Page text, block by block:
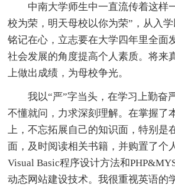
中南大学师生中一直流传着这样
校为荣，明天母校以你为荣”，从入
铭记在心，立志要在大学四年里全面
社会发展的角度提高个人素质。将来
上做出成绩，为母校争光。
我以“严”字当头，在学习上勤奋
不懂就问，力求深刻理解。在掌握了
上，不忘拓展自己的知识面，特别是
面，及时阅读相关书籍，并购置了个
Visual Basic程序设计方法和
动态网站建设技术。我很重视英语的